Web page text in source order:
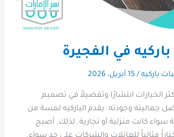
في الفجيرة
باركيه/15 أبريل، 2026
الخيارات انتشارًا وتفضيلاً في تصميم
جماليته وجودته. يقدم الباركيه لمسة من
سواء كانت منزلية أو تجارية. لذلك. أصبح